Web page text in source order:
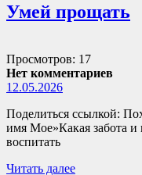
Умей прощать
Просмотров: 17
Нет комментариев
12.05.2026
Поделиться ссылкой:
имя Мое»Какая забота
воспитать
Читать далее